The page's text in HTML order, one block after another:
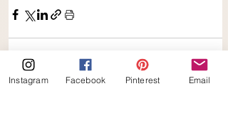
Instagram Facebook Pinterest Email